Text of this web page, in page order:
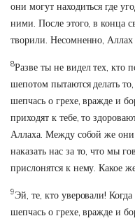
они могут находиться где
ними. После этого, в конца
творили. Несомненно,
8Разве ты не видел тех, кто
шепотом пытаются делать
шепчась о грехе, вражде и
приходят к тебе, то
Аллаха. Между собой же они
наказать нас за то, что мы
прислонятся к нему. Какое
9Эй, те, кто уверовали!
шепчась о грехе, вражде и